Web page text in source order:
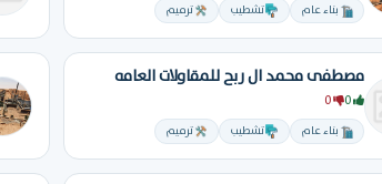
بناء عام تشطيب ترميم
مصطفى محمد ال ربح للمقاولات العامه
بناء عام تشطيب ترميم